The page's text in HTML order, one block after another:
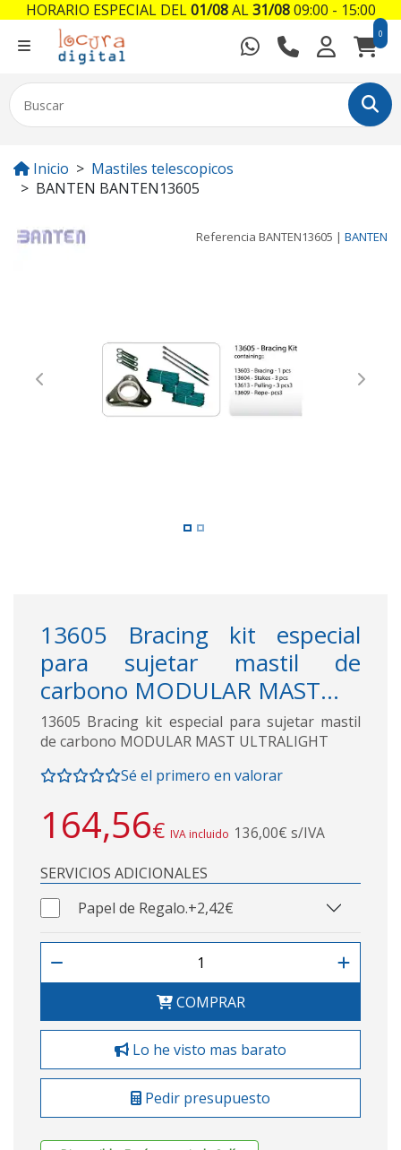
0
Inicio
Mastiles telescopicos
BANTEN BANTEN13605
Referencia BANTEN13605 | BANTEN
Previous Next
13605 Bracing kit especial
para sujetar mastil de
carbono MODULAR MAST...
13605 Bracing kit especial para sujetar mastil
de carbono MODULAR MAST ULTRALIGHT
Sé el primero en valorar
164,56€ IVA incluido 136,00€ s/IVA
SERVICIOS ADICIONALES
Papel de Regalo.+2,42€
COMPRAR
Lo he visto mas barato
Pedir presupuesto
HORARIO ESPECIAL DEL01/08AL31/0809:00 - 15:00